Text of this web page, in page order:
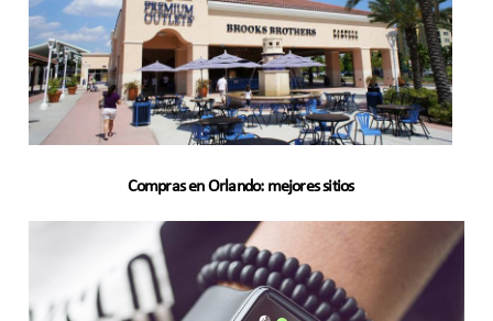
Compras en Orlando: mejores sitios